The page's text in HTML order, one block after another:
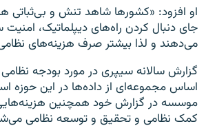
او افزود: «کشورها شاهد تنش و بی‌ثباتی
جای دنبال کردن راه‌های دیپلماتیک،
می‌دهند و لذا بیشتر صرف هزینه‌های
گزارش سالانه سیپری در مورد بودجه
اساس مجموعه‌ای از داده‌ها در این حوزه
موسسه در گزارش خود همچنین
کمک نظامی و تحقیق و توسعه نظامی